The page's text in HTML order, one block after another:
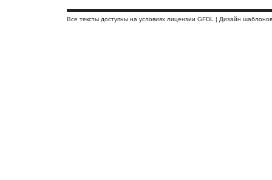
Все тексты доступны на условиях лицензии GFDL | Дизайн